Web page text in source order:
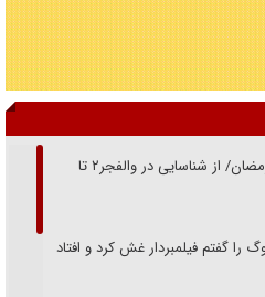
از گمنام‌ترین فرماندهان شهید جنگ رمضان/ از شناسایی در والفجر۲ تا
را گفتم فیلمبردار غش کرد و افتاد